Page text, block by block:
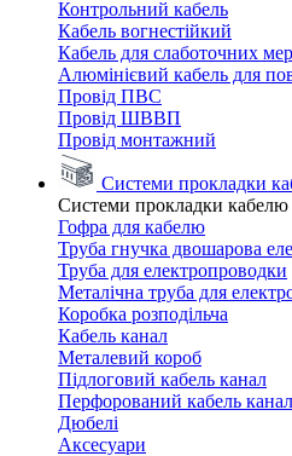
Контрольний кабель
Кабель вогнестійкий
Кабель для слаботочних
Алюмінієвий кабель для
Провід ПВС
Провід ШВВП
Провід монтажний
Системи прокладки
Системи прокладки кабелю
Гофра для кабелю
Труба гнучка двошарова
Труба для електропроводки
Металічна труба для
Коробка розподільча
Кабель канал
Металевий короб
Підлоговий кабель канал
Перфорований кабель канал
Дюбелі
Аксесуари